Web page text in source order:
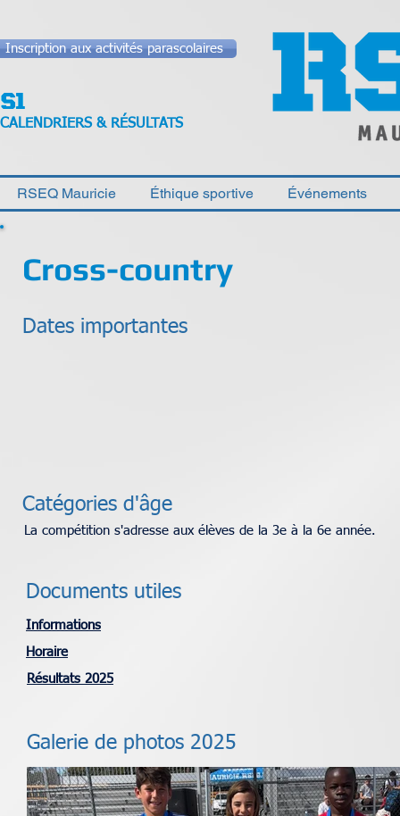
Inscription aux activités parascolaires
CALENDRIERS & RÉSULTATS
La compétition s'adresse aux élèves de la 3e à la 6e année.
Documents utiles
Informations
Horaire
Résultats 2025
Galerie de photos 2025
Cross-country
Dates importantes
Catégories d'âge
RSEQ Mauricie Éthique sportive Événements